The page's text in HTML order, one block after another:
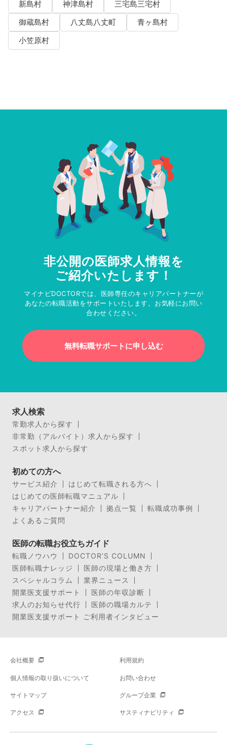
新島村
神津島村
三宅島三宅村
御蔵島村
八丈島八丈町
青ヶ島村
小笠原村
非公開の医師求人情報を
ご紹介いたします！
マイナビDOCTORでは、医師専任のキャリアパートナーが
あなたの転職活動をサポートいたします。お気軽にお問い
合わせください。
無料転職サポートに申し込む
求人検索
常勤求人から探す
非常勤（アルバイト）求人から探す
スポット求人から探す
初めての方へ
サービス紹介
はじめて転職される方へ
はじめての医師転職マニュアル
キャリアパートナー紹介
拠点一覧
転職成功事例
よくあるご質問
医師の転職お役立ちガイド
転職ノウハウ
DOCTOR’S COLUMN
医師転職ナレッジ
医師の現場と働き方
スペシャルコラム
業界ニュース
開業医支援サポート
医師の年収診断
求人のお知らせ代行
医師の職場カルテ
開業医支援サポート ご利用者インタビュー
会社概要 利用規約
個人情報の取り扱いについて お問い合わせ
サイトマップ グループ企業
アクセス サスティナビリティ